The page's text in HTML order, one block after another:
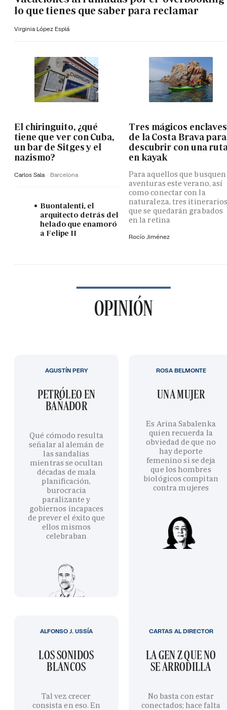
lo que tienes que saber para reclamar
Virginia López Esplá
El chiringuito, ¿qué
tiene que ver con Cuba,
un bar de Sitges y el
nazismo?
Carlos Sala Barcelona
Buontalenti, el
arquitecto detrás del
helado que enamoró
a Felipe II
Tres mágicos enclaves
de la Costa Brava para
descubrir con una
en kayak
Para aquellos que busquen
aventuras este verano, así
como conectar con la
naturaleza, tres
que se quedarán grabados
en la retina
Rocío Jiménez
OPINIÓN
PETRÓLEO EN
BAÑADOR
Qué cómodo resulta
señalar al alemán de
las sandalias
mientras se ocultan
décadas de mala
planificación,
burocracia
paralizante y
gobiernos incapaces
de prever el éxito que
ellos mismos
celebraban
AGUSTÍN PERY
UNA MUJER
Es Arina Sabalenka
quien recuerda la
obviedad de que no
hay deporte
femenino si se deja
que los hombres
biológicos compitan
contra mujeres
ROSA BELMONTE
LOS SONIDOS
BLANCOS
Tal vez crecer
consista en eso. En
ALFONSO J. USSÍA
LA GEN Z QUE NO
SE ARRODILLA
No basta con estar
conectados; hace falta
CARTAS AL DIRECTOR